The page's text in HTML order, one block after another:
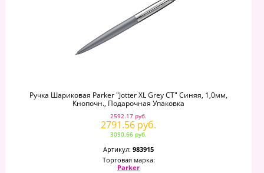
Ручка Шариковая Parker "Jotter XL Grey CT" Синяя, 1,0мм,
Кнопочн., Подарочная Упаковка
2592.17 руб.
2791.56 руб.
3090.66 руб.
Артикул: 983915
Торговая марка:
Parker